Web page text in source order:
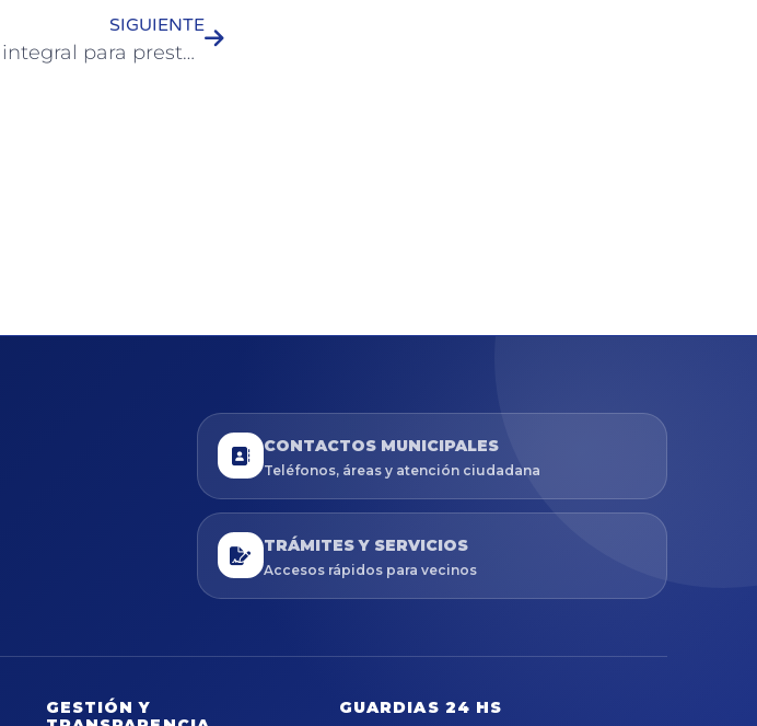
SIGUIENTE
Ciclo de formación integral para prestadores turísticos en Colón
CONTACTOS MUNICIPALES
Teléfonos, áreas y atención ciudadana
TRÁMITES Y SERVICIOS
Accesos rápidos para vecinos
GESTIÓN Y
GUARDIAS 24 HS